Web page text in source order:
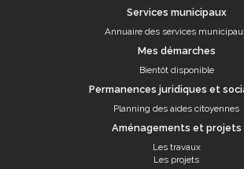
Services municipaux
Annuaire des services
Mes démarches
Bientôt disponible
Permanences juridiques et
Planning des aides citoyennes
Aménagements et projets
Les travaux
Les projets